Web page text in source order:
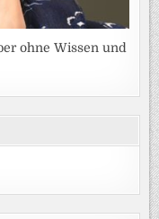
ohne Wissen und